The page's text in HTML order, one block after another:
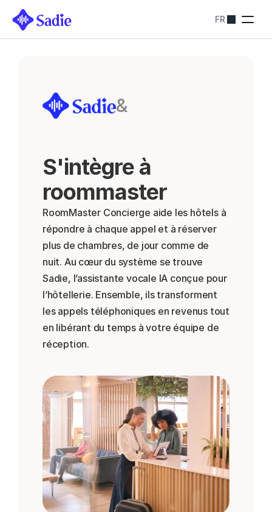
FR
Tarification
Simplifiez les
réservations
SOLUTIONS SADIE
Contactez-nous
&
S'intègre à
roommaster
RoomMaster Concierge aide les hôtels à
répondre à chaque appel et à réserver
plus de chambres, de jour comme de
nuit. Au cœur du système se trouve
Sadie, l’assistante vocale IA conçue pour
l’hôtellerie. Ensemble, ils transforment
les appels téléphoniques en revenus tout
en libérant du temps à votre équipe de
réception.
Réserver une démo